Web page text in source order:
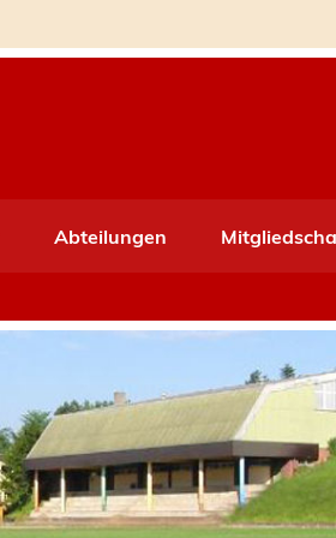
Abteilungen